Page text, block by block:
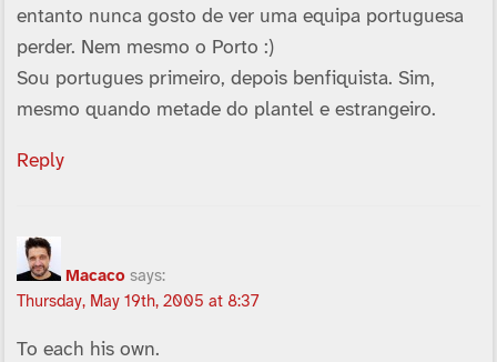
entanto nunca gosto de ver uma equipa portuguesa
perder. Nem mesmo o Porto :)
Sou portugues primeiro, depois benfiquista. Sim,
mesmo quando metade do plantel e estrangeiro.
Reply
Macaco says:
Thursday, May 19th, 2005 at 8:37
To each his own.